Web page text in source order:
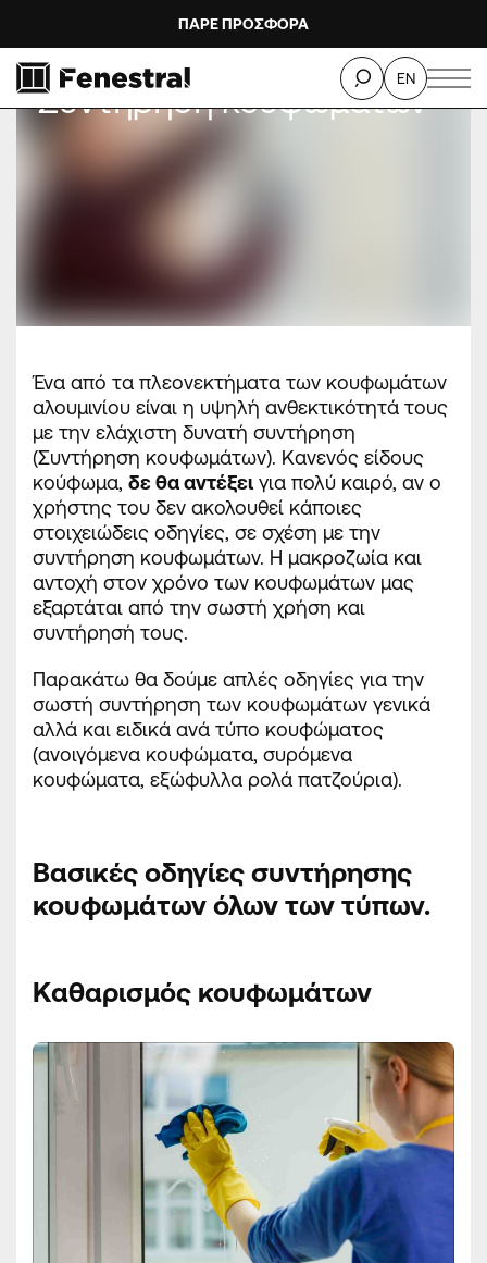
ΠΑΡΕ ΠΡΟΣΦΟΡΑ
EN
Συντήρηση κουφωμάτων
Ένα από τα πλεονεκτήματα των κουφωμάτων
αλουμινίου είναι η υψηλή ανθεκτικότητά τους
με την ελάχιστη δυνατή συντήρηση
(Συντήρηση κουφωμάτων). Κανενός είδους
κούφωμα, δε θα αντέξει για πολύ καιρό, αν ο
χρήστης του δεν ακολουθεί κάποιες
στοιχειώδεις οδηγίες, σε σχέση με την
συντήρηση κουφωμάτων. Η μακροζωία και
αντοχή στον χρόνο των κουφωμάτων μας
εξαρτάται από την σωστή χρήση και
συντήρησή τους.
Παρακάτω θα δούμε απλές οδηγίες για την
σωστή συντήρηση των κουφωμάτων γενικά
αλλά και ειδικά ανά τύπο κουφώματος
(ανοιγόμενα κουφώματα, συρόμενα
κουφώματα, εξώφυλλα ρολά πατζούρια).
Βασικές οδηγίες συντήρησης
κουφωμάτων όλων των τύπων.
Καθαρισμός κουφωμάτων